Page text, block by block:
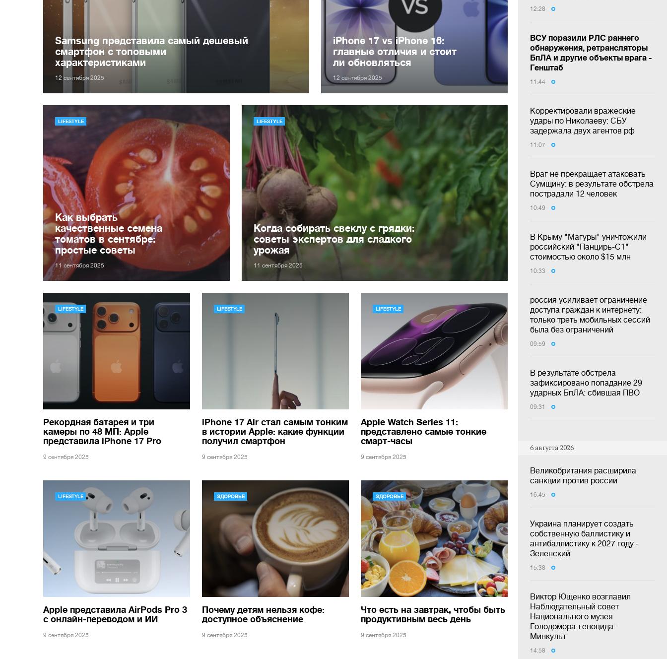
12:28
ВСУ поразили РЛС раннего
обнаружения, ретрансляторы
БпЛА и другие объекты врага -
Генштаб
11:44
Корректировали вражеские
удары по Николаеву: СБУ
задержала двух агентов рф
11:07
Враг не прекращает атаковать
Сумщину: в результате обстрела
пострадали 12 человек
10:49
В Крыму "Магуры" уничтожили
российский "Панцирь-С1"
стоимостью около $15 млн
10:33
россия усиливает ограничение
доступа граждан к интернету:
только треть мобильных сессий
была без ограничений
09:59
В результате обстрела
зафиксировано попадание 29
ударных БпЛА: сбившая ПВО
09:31
6 августа 2026
Великобритания расширила
санкции против россии
16:45
Украина планирует создать
собственную баллистику и
антибаллистику к 2027 году -
Зеленский
15:38
Виктор Ющенко возглавил
Наблюдательный совет
Национального музея
Голодомора-геноцида -
Минкульт
14:58
Samsung представила самый дешевый
смартфон с топовыми
характеристиками
12 сентября 2025
iPhone 17 vs iPhone 16:
главные отличия и стоит
ли обновляться
12 сентября 2025
LIFESTYLE
Как выбрать
качественные семена
томатов в сентябре:
простые советы
11 сентября 2025
LIFESTYLE
Когда собирать свеклу с грядки:
советы экспертов для сладкого
урожая
11 сентября 2025
LIFESTYLE
Рекордная батарея и три
камеры по 48 МП: Apple
представила iPhone 17 Pro
9 сентября 2025
LIFESTYLE
iPhone 17 Air стал самым тонким
в истории Apple: какие функции
получил смартфон
9 сентября 2025
LIFESTYLE
Apple Watch Series 11:
представлено самые тонкие
смарт-часы
9 сентября 2025
LIFESTYLE
Apple представила AirPods Pro 3
с онлайн-переводом и ИИ
9 сентября 2025
ЗДОРОВЬЕ
Почему детям нельзя кофе:
доступное объяснение
9 сентября 2025
ЗДОРОВЬЕ
Что есть на завтрак, чтобы быть
продуктивным весь день
9 сентября 2025